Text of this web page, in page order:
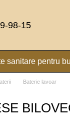
98-15
sanitare pentru
Baterie lavoar